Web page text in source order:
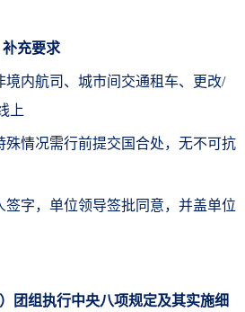
补充要求
境内航司、城市间交通租车、更改/
上
殊情况需行前提交国合处，无不可抗
签字，单位领导签批同意，并盖单位
团组执行中央八项规定及其实施细